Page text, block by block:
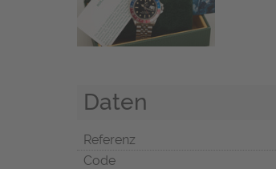
Daten
Referenz
Code